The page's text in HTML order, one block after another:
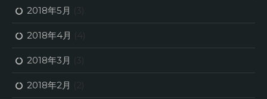
2018年5月 (3)
2018年4月 (4)
2018年3月 (3)
2018年2月 (2)